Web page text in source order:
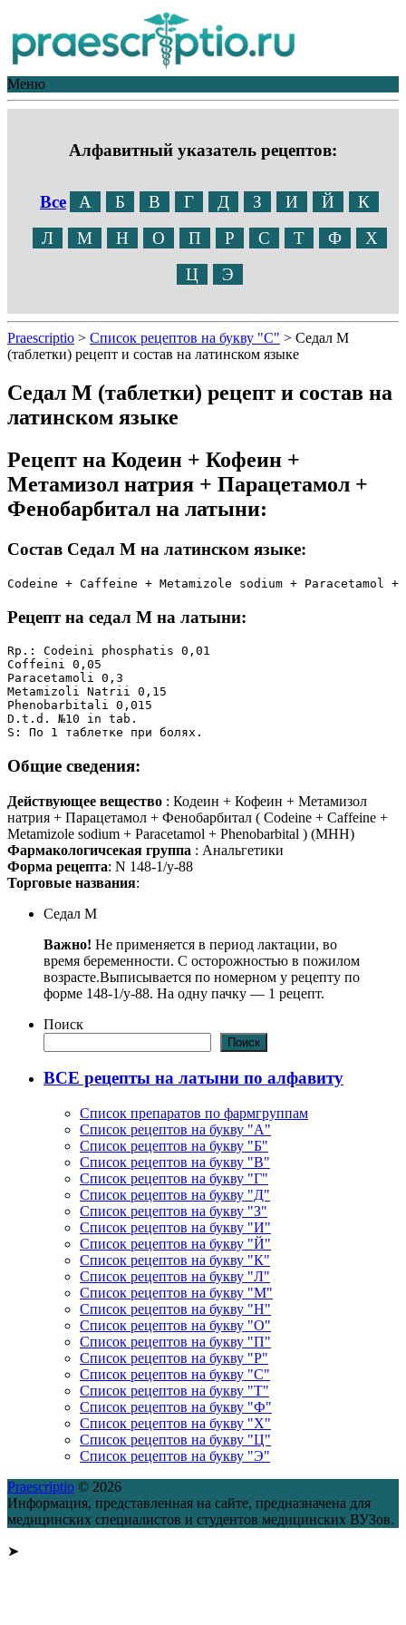
Меню
Алфавитный указатель рецептов:
Все А Б В Г Д З И Й
К
Л
М Н О П Р С Т Ф
Х
Ц
Э
Praescriptio > Список рецептов на букву "С" > Седал М
(таблетки) рецепт и состав на латинском языке
Седал М (таблетки) рецепт и состав на
латинском языке
Рецепт на Кодеин + Кофеин +
Метамизол натрия + Парацетамол +
Фенобарбитал на латыни:
Состав Седал М на латинском языке:
Codeine + Caffeine + Metamizole sodium + Paracetamol
Рецепт на седал М на латыни:
Rp.: Codeini phosphatis 0,01
Coffeini 0,05
Paracetamoli 0,3
Metamizoli Natrii 0,15
Phenobarbitali 0,015
D.t.d. №10 in tab.
S: По 1 таблетке при болях.
Общие сведения:
Действующее вещество : Кодеин + Кофеин + Метамизол
натрия + Парацетамол + Фенобарбитал ( Codeine + Caffeine +
Metamizole sodium + Paracetamol + Phenobarbital ) (МНН)
Фармакологичсекая группа : Анальгетики
Форма рецепта: N 148-1/у-88
Торговые названия:
Седал М
Важно! Не применяется в период лактации, во
время беременности. С осторожностью в пожилом
возрасте.Выписывается по номерном у рецепту по
форме 148-1/у-88. На одну пачку — 1 рецепт.
Поиск
Поиск
ВСЕ рецепты на латыни по алфавиту
Список препаратов по фармгруппам
Список рецептов на букву "А"
Список рецептов на букву "Б"
Список рецептов на букву "В"
Список рецептов на букву "Г"
Список рецептов на букву "Д"
Список рецептов на букву "З"
Список рецептов на букву "И"
Список рецептов на букву "Й"
Список рецептов на букву "К"
Список рецептов на букву "Л"
Список рецептов на букву "М"
Список рецептов на букву "Н"
Список рецептов на букву "О"
Список рецептов на букву "П"
Список рецептов на букву "Р"
Список рецептов на букву "С"
Список рецептов на букву "Т"
Список рецептов на букву "Ф"
Список рецептов на букву "Х"
Список рецептов на букву "Ц"
Список рецептов на букву "Э"
Praescriptio © 2026
Информация, представленная на сайте, предназначена для
медицинских специалистов и студентов медицинских ВУЗов.
➤